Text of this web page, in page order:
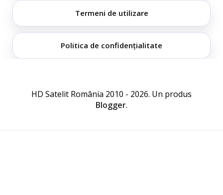
Termeni de utilizare
Politica de confidențialitate
HD Satelit România 2010 - 2026. Un produs
Blogger.